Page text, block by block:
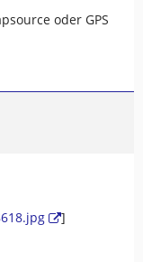
oder GPS
]